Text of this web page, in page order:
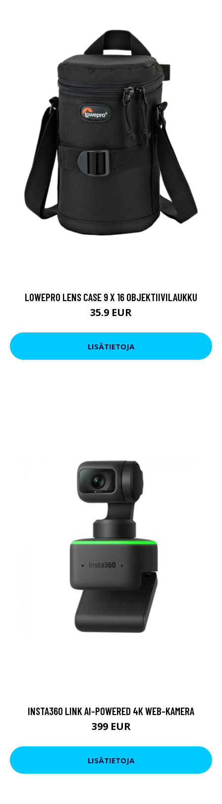
LOWEPRO LENS CASE 9 X 16 OBJEKTIIVILAUKKU
35.9 EUR
LISÄTIETOJA
INSTA360 LINK AI-POWERED 4K WEB-KAMERA
399 EUR
LISÄTIETOJA